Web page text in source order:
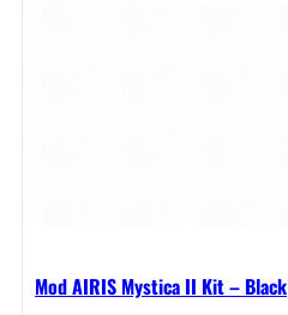
Mod AIRIS Mystica II Kit – Black